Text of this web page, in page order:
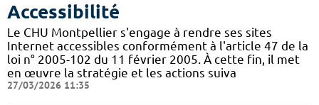
Accessibilité
Le CHU Montpellier s'engage à rendre ses sites
Internet accessibles conformément à l'article 47 de la
loi n° 2005-102 du 11 février 2005. À cette fin, il met
en œuvre la stratégie et les actions suiva
27/03/2026 11:35